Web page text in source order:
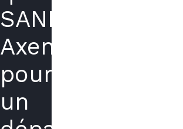
SANICONFORT
Axenergie
pour
un